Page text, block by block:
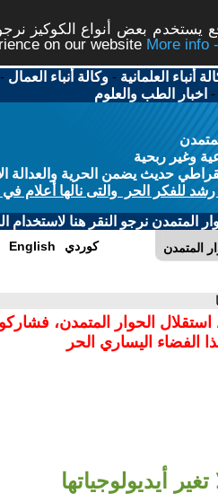
يستخدم بعض أنواع الكوكيز
on our website
أنباء العلمانية -وكالة أنباء العمال
- اخبار الطب والعلوم
وغير ربحية
حديث يضمن الحرية والعدالة
للفكر الحر والتى نالها أعلام في
المتمدن نرجو النقر هنا لاستخدام
المتمدن English كوردي
استقلال الحوار المتمدن،
الفضاء اليساري الحر
تغير أيديولوجياتها